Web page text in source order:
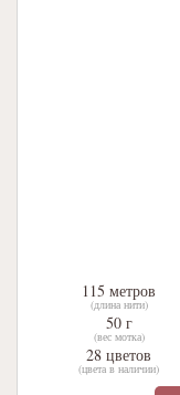
115 метров
(длина нити)
50 г
(вес мотка)
28 цветов
(цвета в наличии)